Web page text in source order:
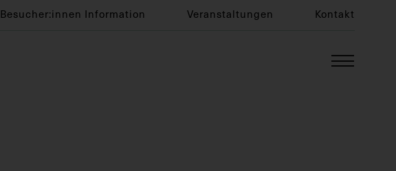
Besucher:innen Information Veranstaltungen Kontakt